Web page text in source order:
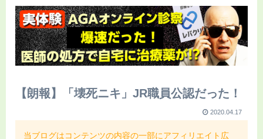
【朗報】「壊死ニキ」JR職員公認だった！
2020.04.17
当ブログはコンテンツの内容の一部にアフィリエイト広